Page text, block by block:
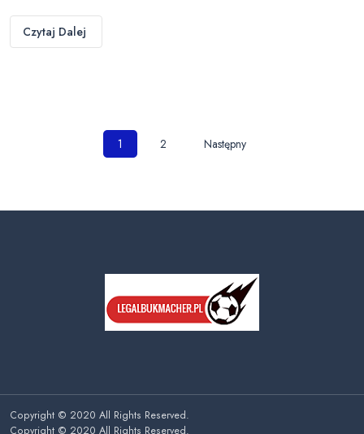
Czytaj Dalej
Nawigacja
1 2 Następny
Copyright © 2020 All Rights Reserved.
Copyright © 2020 All Rights Reserved.